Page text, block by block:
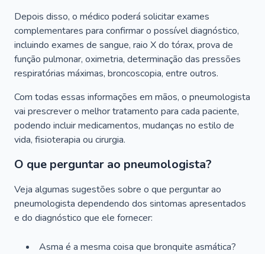
Depois disso, o médico poderá solicitar exames
complementares para confirmar o possível diagnóstico,
incluindo exames de sangue, raio X do tórax, prova de
função pulmonar, oximetria, determinação das pressões
respiratórias máximas, broncoscopia, entre outros.
Com todas essas informações em mãos, o pneumologista
vai prescrever o melhor tratamento para cada paciente,
podendo incluir medicamentos, mudanças no estilo de
vida, fisioterapia ou cirurgia.
O que perguntar ao pneumologista?
Veja algumas sugestões sobre o que perguntar ao
pneumologista dependendo dos sintomas apresentados
e do diagnóstico que ele fornecer:
Asma é a mesma coisa que bronquite asmática?